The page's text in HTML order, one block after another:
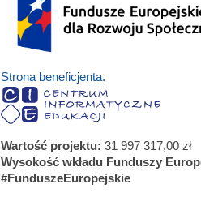
Strona beneficjenta.
Wartość projektu: 31 997 317,00 zł
Wysokość wkładu Funduszy
#FunduszeEuropejskie